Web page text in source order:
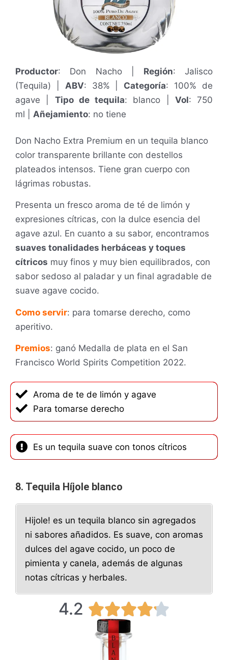
Productor: Don Nacho | Región: Jalisco
(Tequila) | ABV: 38% | Categoría: 100% de
agave | Tipo de tequila: blanco | Vol: 750
ml
Añejamiento: no tiene
Don Nacho Extra Premium en un tequila blanco
color transparente brillante con destellos
plateados intensos. Tiene gran cuerpo con
lágrimas robustas.
Presenta un fresco aroma de té de limón y
expresiones cítricas, con la dulce esencia del
agave azul. En cuanto a su sabor, encontramos
suaves tonalidades herbáceas y toques
cítricos muy finos y muy bien equilibrados, con
sabor sedoso al paladar y un final agradable de
suave agave cocido.
Como servir: para tomarse derecho, como
aperitivo.
Premios: ganó Medalla de plata en el San
Francisco World Spirits Competition 2022.
Aroma de te de limón y agave
Para tomarse derecho
Es un tequila suave con tonos cítricos
8. Tequila Híjole blanco
Hijole! es un tequila blanco sin agregados
ni sabores añadidos. Es suave, con aromas
dulces del agave cocido, un poco de
pimienta y canela, además de algunas
notas cítricas y herbales.
4.2 